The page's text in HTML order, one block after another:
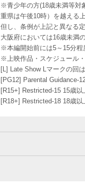
※青少年の方(18歳未満等対
重県は午後10時）を越える
但し、条例が上記と異なる
大阪府においては16歳未満
※本編開始前には5～15分程
※上映作品・スケジュール
[L] Late Show Lマークの回
[PG12] Parental Guidance-
[R15+] Restricted-15 15歳以
[R18+] Restricted-18 18歳以